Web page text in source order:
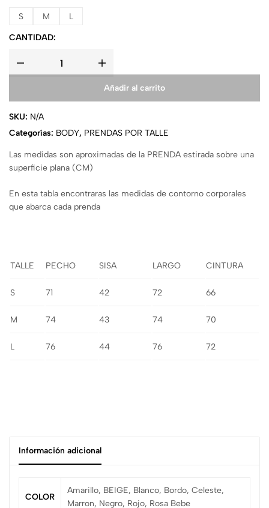
S M L
CANTIDAD:
Añadir al carrito
SKU: N/A
Categorías: BODY, PRENDAS POR TALLE
Las medidas son aproximadas de la PRENDA estirada sobre una
superficie plana (CM)
En esta tabla encontraras las medidas de contorno corporales
que abarca cada prenda
TALLE PECHO SISA LARGO CINTURA
S 71 42 72 66
M 74 43 74 70
L 76 44 76 72
Información adicional
COLOR
Amarillo, BEIGE, Blanco, Bordo, Celeste,
Marron, Negro, Rojo, Rosa Bebe